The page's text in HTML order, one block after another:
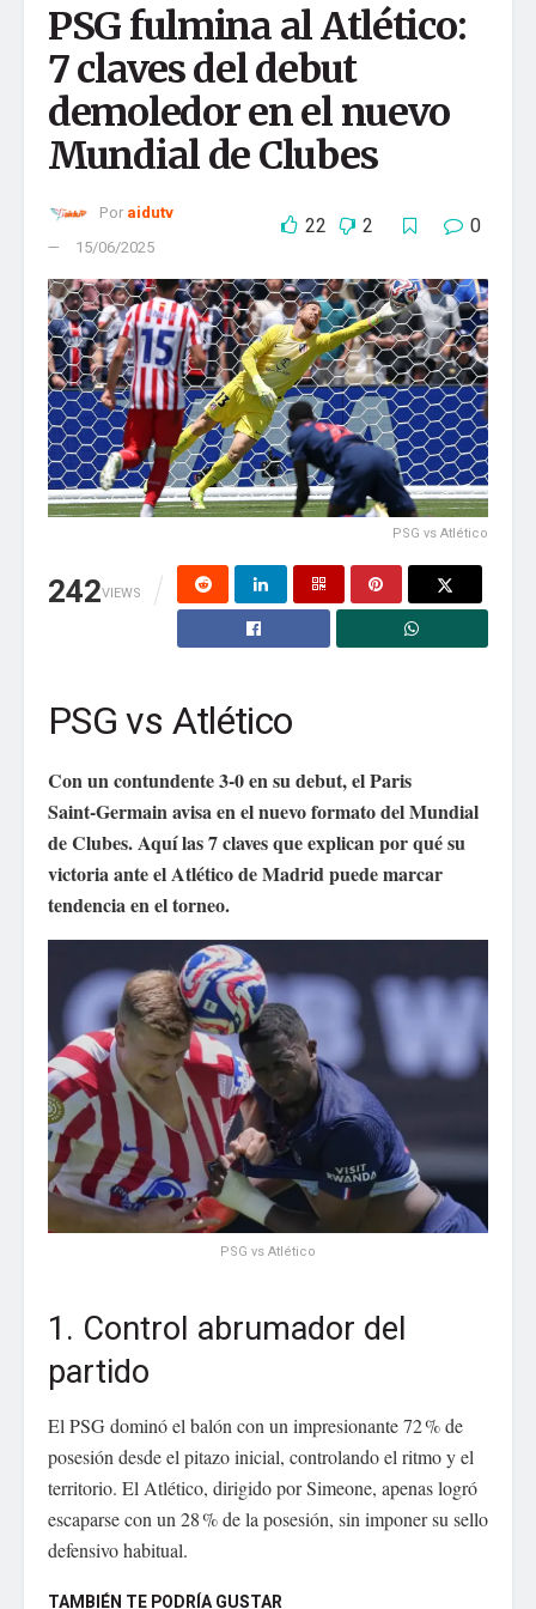
Nombre*
Correo electrónico*
Web
Guarda mi nombre, correo electrónico y web en
este navegador para la próxima vez que comente.
PSG fulmina al Atlético:
7 claves del debut
demoledor en el nuevo
Mundial de Clubes
Por aidutv
15/06/2025
22 2 0
PSG vs Atlético
242VIEWS
PSG vs Atlético
Con un contundente 3‑0 en su debut, el Paris
Saint‑Germain avisa en el nuevo formato del Mundial
de Clubes. Aquí las 7 claves que explican por qué su
victoria ante el Atlético de Madrid puede marcar
tendencia en el torneo.
PSG vs Atlético
1. Control abrumador del
partido
El PSG dominó el balón con un impresionante 72 % de
posesión desde el pitazo inicial, controlando el ritmo y el
territorio. El Atlético, dirigido por Simeone, apenas logró
escaparse con un 28 % de la posesión, sin imponer su sello
defensivo habitual.
TAMBIÉN TE PODRÍA GUSTAR